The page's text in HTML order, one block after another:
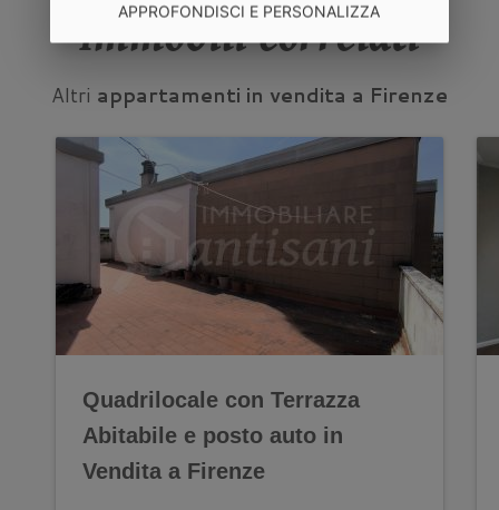
Immobili correlati
Altri appartamenti in vendita a Firenze
Quadrilocale con Terrazza
Abitabile e posto auto in
Vendita a Firenze
APPROFONDISCI E PERSONALIZZA